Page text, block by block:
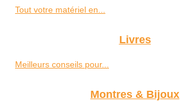
Tout votre matériel en...
Livres
Meilleurs conseils pour...
Montres & Bijoux